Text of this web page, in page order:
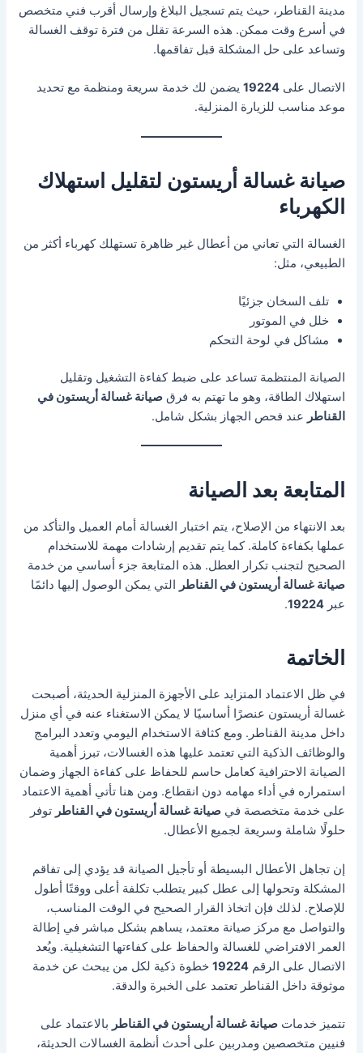
مدينة القناطر، حيث يتم تسجيل البلاغ وإرسال أقرب فني متخصص
في أسرع وقت ممكن. هذه السرعة تقلل من فترة توقف الغسالة
وتساعد على حل المشكلة قبل تفاقمها.
الاتصال على19224 يضمن لك خدمة سريعة ومنظمة مع تحديد
موعد مناسب للزيارة المنزلية.
صيانة غسالة أريستون لتقليل استهلاك
الكهرباء
الغسالة التي تعاني من أعطال غير ظاهرة تستهلك كهرباء أكثر من
الطبيعي، مثل:
تلف السخان جزئيًا
خلل في الموتور
مشاكل في لوحة التحكم
الصيانة المنتظمة تساعد على ضبط كفاءة التشغيل وتقليل
استهلاك الطاقة، وهو ما تهتم به فرقصيانة غسالة أريستون في
القناطر عند فحص الجهاز بشكل شامل.
المتابعة بعد الصيانة
بعد الانتهاء من الإصلاح، يتم اختبار الغسالة أمام العميل والتأكد من
عملها بكفاءة كاملة. كما يتم تقديم إرشادات مهمة للاستخدام
الصحيح لتجنب تكرار العطل. هذه المتابعة جزء أساسي من خدمة
صيانة غسالة أريستون في القناطر
التي يمكن الوصول إليها دائمًا
عبر19224
.
الخاتمة
في ظل الاعتماد المتزايد على الأجهزة المنزلية الحديثة، أصبحت
غسالة أريستون عنصرًا أساسيًا لا يمكن الاستغناء عنه في أي منزل
داخل مدينة القناطر. ومع كثافة الاستخدام اليومي وتعدد البرامج
والوظائف الذكية التي تعتمد عليها هذه الغسالات، تبرز أهمية
الصيانة الاحترافية كعامل حاسم للحفاظ على كفاءة الجهاز وضمان
استمراره في أداء مهامه دون انقطاع. ومن هنا تأتي أهمية الاعتماد
على خدمة متخصصة فيصيانة غسالة أريستون في القناطر توفر
حلولًا شاملة وسريعة لجميع الأعطال.
إن تجاهل الأعطال البسيطة أو تأجيل الصيانة قد يؤدي إلى تفاقم
المشكلة وتحولها إلى عطل كبير يتطلب تكلفة أعلى ووقتًا أطول
للإصلاح. لذلك فإن اتخاذ القرار الصحيح في الوقت المناسب،
والتواصل مع مركز صيانة معتمد، يساهم بشكل مباشر في إطالة
العمر الافتراضي للغسالة والحفاظ على كفاءتها التشغيلية. ويُعد
الاتصال على الرقم19224 خطوة ذكية لكل من يبحث عن خدمة
موثوقة داخل القناطر تعتمد على الخبرة والدقة.
تتميز خدماتصيانة غسالة أريستون في القناطر بالاعتماد على
فنيين متخصصين ومدربين على أحدث أنظمة الغسالات الحديثة،